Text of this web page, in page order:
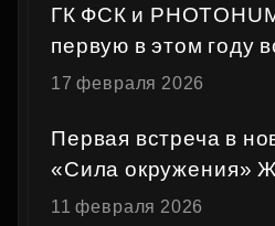
ГК ФСК и
первую в этом году
«Сила окружения»
17 февраля 2026
Первая встреча в
«Сила окружения»
и премиум‑класса
11 февраля 2026